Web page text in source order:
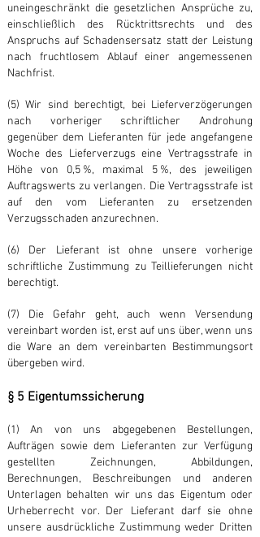
uneingeschränkt die gesetzlichen Ansprüche zu,
einschließlich des Rücktrittsrechts und des
Anspruchs auf Schadensersatz statt der Leistung
nach fruchtlosem Ablauf einer angemessenen
Nachfrist.
(5) Wir sind berechtigt, bei Lieferverzögerungen
nach vorheriger schriftlicher Androhung
gegenüber dem Lieferanten für jede angefangene
Woche des Lieferverzugs eine Vertragsstrafe in
Höhe von 0,5 %, maximal 5 %, des jeweiligen
Auftragswerts zu verlangen. Die Vertragsstrafe ist
auf den vom Lieferanten zu ersetzenden
Verzugsschaden anzurechnen.
(6) Der Lieferant ist ohne unsere vorherige
schriftliche Zustimmung zu Teillieferungen nicht
berechtigt.
(7) Die Gefahr geht, auch wenn Versendung
vereinbart worden ist, erst auf uns über, wenn uns
die Ware an dem vereinbarten Bestimmungsort
übergeben wird.
§ 5 Eigentumssicherung
(1) An von uns abgegebenen Bestellungen,
Aufträgen sowie dem Lieferanten zur Verfügung
gestellten Zeichnungen, Abbildungen,
Berechnungen, Beschreibungen und anderen
Unterlagen behalten wir uns das Eigentum oder
Urheberrecht vor. Der Lieferant darf sie ohne
unsere ausdrückliche Zustimmung weder Dritten